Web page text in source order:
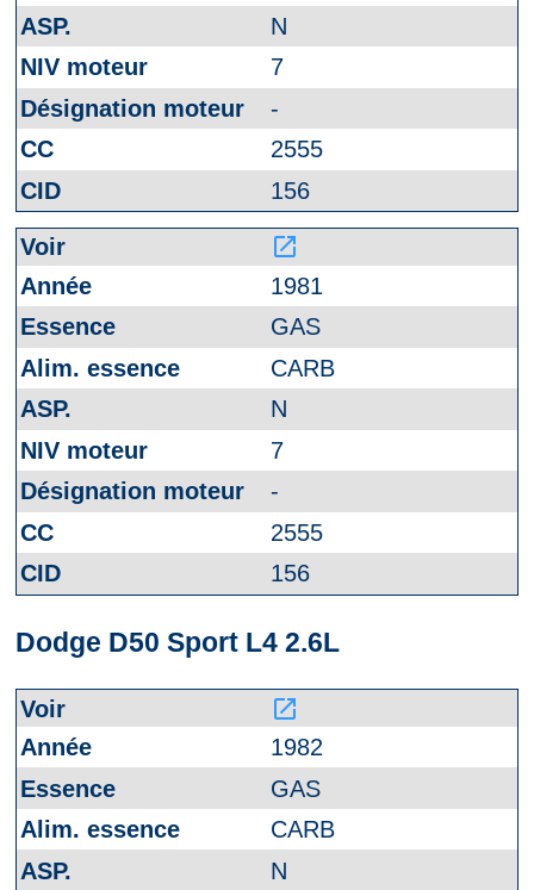
N
7
-
2555
156
launch
1981
GAS
CARB
N
7
-
2555
156
Dodge D50 Sport L4 2.6L
launch
1982
GAS
CARB
N